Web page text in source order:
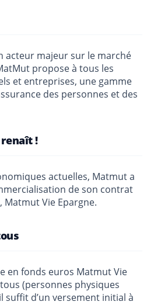
acteur majeur sur le marché
propose à tous les
et entreprises, une gamme
des personnes et des
!
actuelles, Matmut a
de son contrat
Matmut Vie Epargne.
en fonds euros Matmut Vie
(personnes physiques
suffit d’un versement initial à